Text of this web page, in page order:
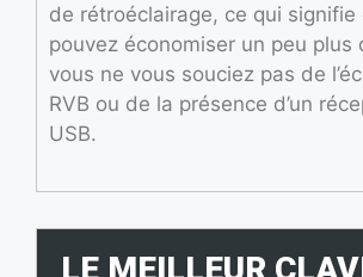
de rétroéclairage, ce qui signifie
pouvez économiser un peu plus
vous ne vous souciez pas de
RVB ou de la présence d’un
USB.